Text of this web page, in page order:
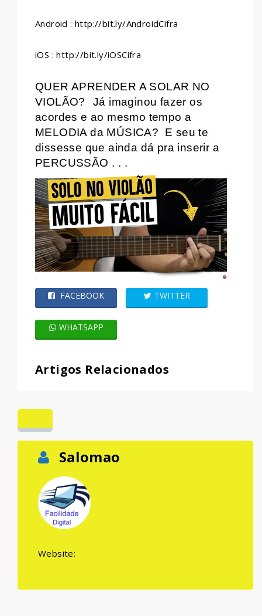
Android : http://bit.ly/AndroidCifra
iOS : http://bit.ly/iOSCifra
QUER APRENDER A SOLAR NO
VIOLÃO?
Já imaginou fazer os
acordes e ao mesmo tempo a
MELODIA da MÚSICA? E seu te
dissesse que ainda dá pra inserir a
PERCUSSÃO . . .
FACEBOOK TWITTER
WHATSAPP
Artigos Relacionados
Salomao
Website: